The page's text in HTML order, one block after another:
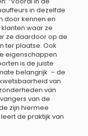
in dezelfde
door kennen en
waar ze
ze daardoor op de
ter plaatse. Ook
eigenschappen
is de juiste
belangrijk – de
van
van
van de
zijn hiermee
de praktijk van